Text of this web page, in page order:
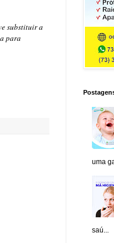
substituir a
para
uma
saú...